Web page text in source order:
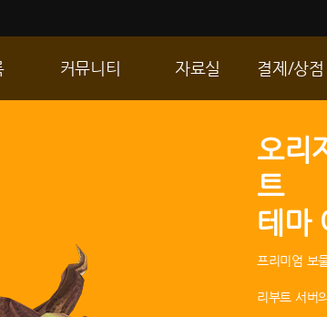
오리
트
테
프리미엄 보
리부트 서버
커뮤니티
GM노트
자료실 결제/상점
마이
내 캐시